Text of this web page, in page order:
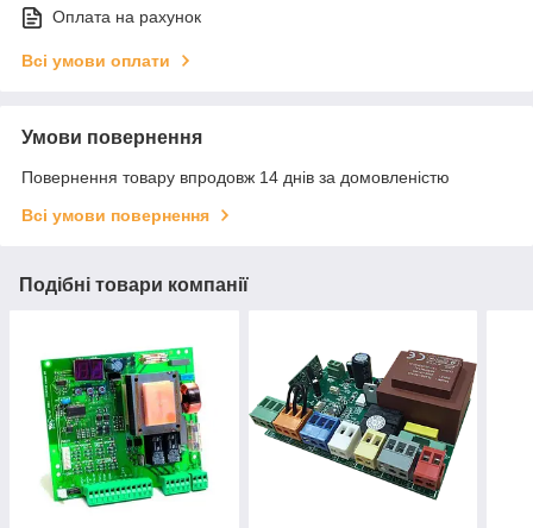
Оплата на рахунок
Всі умови оплати
Умови повернення
Повернення товару впродовж 14 днів за домовленістю
Всі умови повернення
Подібні товари компанії